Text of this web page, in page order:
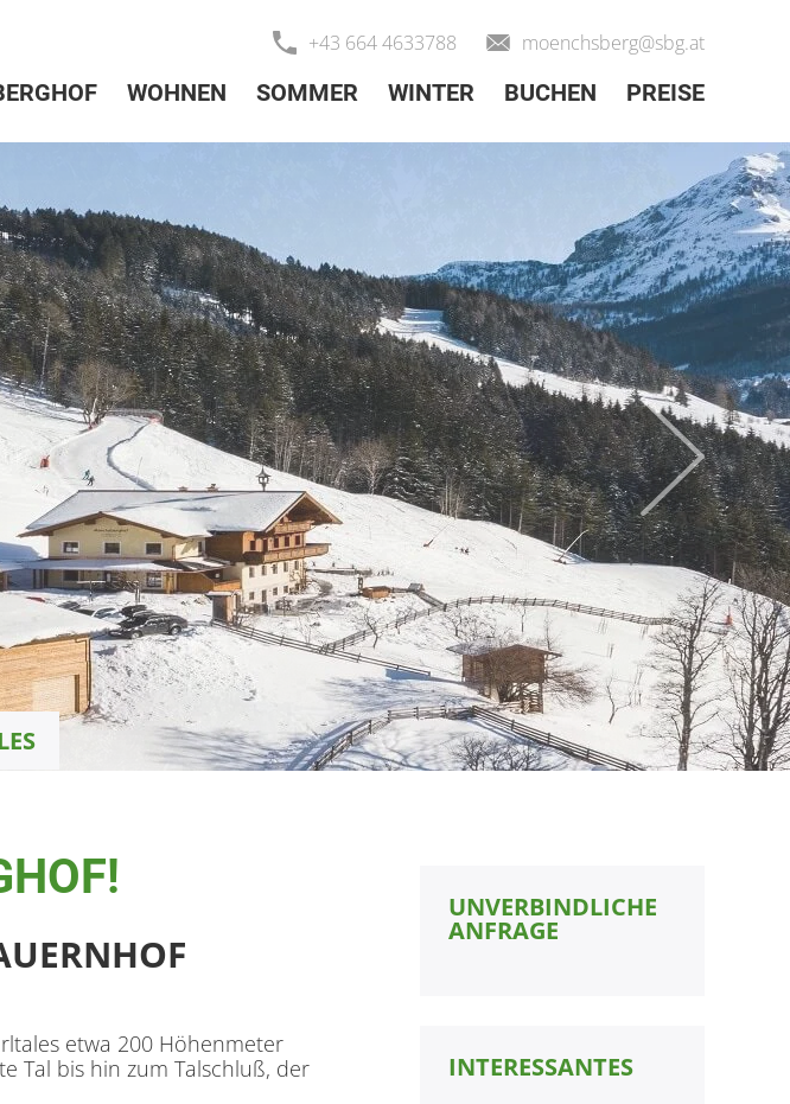
+43 664 4633788 moenchsberg@sbg.at
WOHNEN SOMMER WINTER BUCHEN PREISEselect-
etwa 200 Höhenmeter
Tal bis hin zum Talschluß, der
UNVERBINDLICHE
ANFRAGE
INTERESSANTES